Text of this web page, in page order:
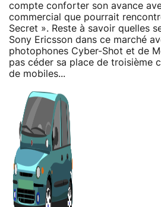
compte conforter son avance
commercial que pourrait
Secret ». Reste à savoir quelles
Sony Ericsson dans ce marché
photophones Cyber-Shot et de
pas céder sa place de troisième
de mobiles...